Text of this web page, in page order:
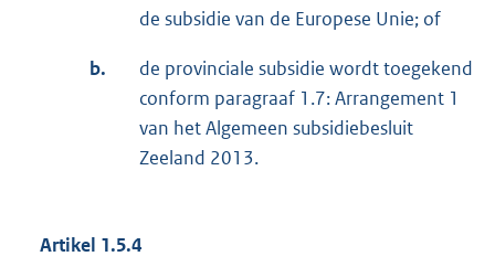
de subsidie van de Europese Unie; of
b.
de provinciale subsidie wordt toegekend
conform paragraaf 1.7: Arrangement 1
van het Algemeen subsidiebesluit
Zeeland 2013.
Artikel 1.5.4